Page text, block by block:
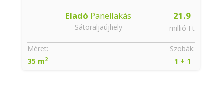
21.9
millió Ft
Eladó Panellakás
Sátoraljaújhely
Szobák:
1 + 1
Méret:
35 m2